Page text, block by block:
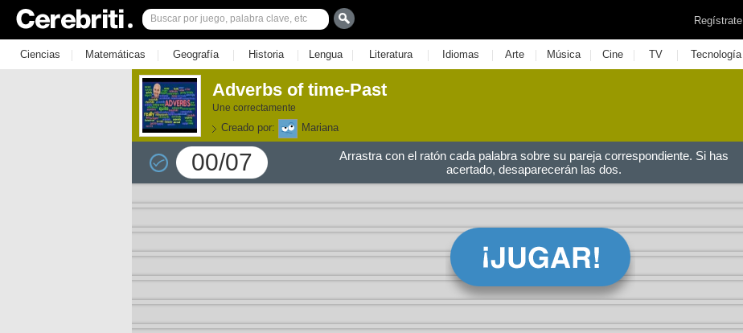
Regístrate
Ciencias | Matemáticas | Geografía | Historia | Lengua | Literatura | Idiomas | Arte | Música | Cine | TV | Tecnología
Adverbs of time-Past
Une correctamente
Creado por: Mariana
00/07
Arrastra con el ratón cada palabra sobre su pareja correspondiente. Si has
acertado, desaparecerán las dos.